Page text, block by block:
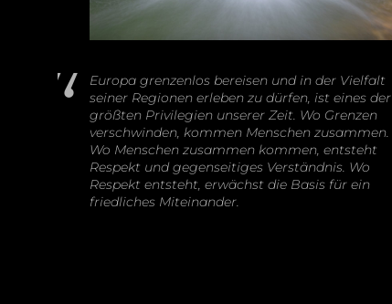
Europa grenzenlos bereisen und in der Vielfalt
seiner Regionen erleben zu dürfen, ist eines der
größten Privilegien unserer Zeit. Wo Grenzen
verschwinden, kommen Menschen zusammen.
Wo Menschen zusammen kommen, entsteht
Respekt und gegenseitiges Verständnis. Wo
Respekt entsteht, erwächst die Basis für ein
friedliches Miteinander.